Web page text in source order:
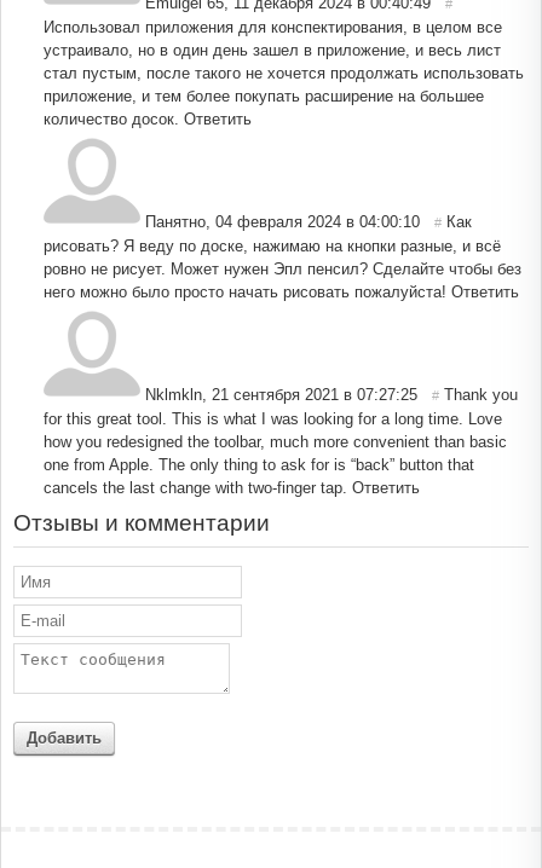
#
Использовал приложения для конспектирования, в целом все
устраивало, но в один день зашел в приложение, и весь лист
стал пустым, после такого не хочется продолжать использовать
приложение, и тем более покупать расширение на большее
количество досок. Ответить
Панятно 04 февраля 2024 в 04:00:10 # Как
рисовать? Я веду по доске, нажимаю на кнопки разные, и всё
ровно не рисует. Может нужен Эпл пенсил? Сделайте чтобы без
него можно было просто начать рисовать пожалуйста! Ответить
Nklmkln 21 сентября 2021 в 07:27:25 # Thank you
for this great tool. This is what I was looking for a long time. Love
how you redesigned the toolbar, much more convenient than basic
one from Apple. The only thing to ask for is “back” button that
cancels the last change with two-finger tap. Ответить
Отзывы и комментарии
Добавить